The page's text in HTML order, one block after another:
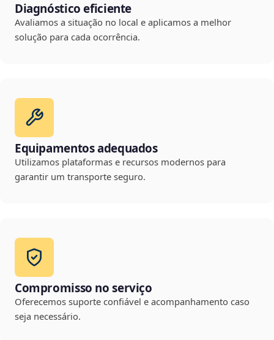
Diagnóstico eficiente
Avaliamos a situação no local e aplicamos a melhor
solução para cada ocorrência.
Equipamentos adequados
Utilizamos plataformas e recursos modernos para
garantir um transporte seguro.
Compromisso no serviço
Oferecemos suporte confiável e acompanhamento caso
seja necessário.